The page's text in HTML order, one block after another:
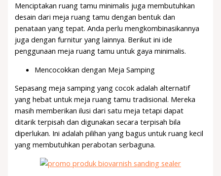
Menciptakan ruang tamu minimalis juga membutuhkan
desain dari meja ruang tamu dengan bentuk dan
penataan yang tepat. Anda perlu mengkombinasikannya
juga dengan furnitur yang lainnya. Berikut ini ide
penggunaan meja ruang tamu untuk gaya minimalis.
Mencocokkan dengan Meja Samping
Sepasang meja samping yang cocok adalah alternatif
yang hebat untuk meja ruang tamu tradisional. Mereka
masih memberikan ilusi dari satu meja tetapi dapat
ditarik terpisah dan digunakan secara terpisah bila
diperlukan. Ini adalah pilihan yang bagus untuk ruang kecil
yang membutuhkan perabotan serbaguna.